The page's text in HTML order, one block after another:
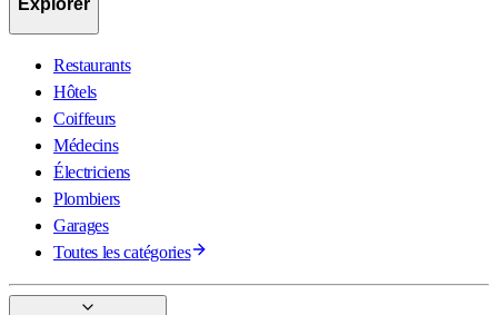
Restaurants
Hôtels
Coiffeurs
Médecins
Électriciens
Plombiers
Garages
Toutes les catégories